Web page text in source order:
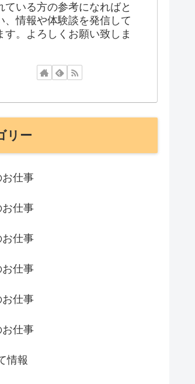
ている方の参考になればと
、情報や体験談を発信して
す。よろしくお願い致しま
リー
仕事
お仕事
お仕事
お仕事
仕事
お仕事
情報